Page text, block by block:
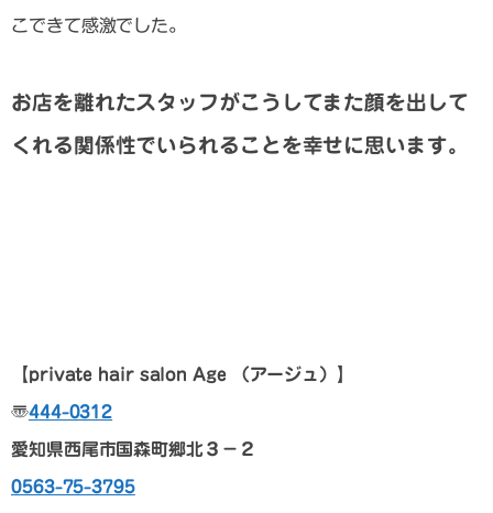
こできて感激でした。
お店を離れたスタッフがこうしてまた顔を出して
くれる関係性でいられることを幸せに思います。
【private hair salon Age （アージュ）】
〠444-0312
愛知県西尾市国森町郷北３－２
0563-75-3795